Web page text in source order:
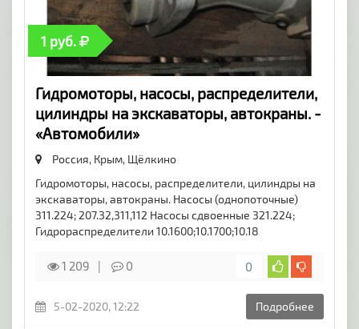
1 руб.
Гидромоторы, насосы, распределители,
цилиндры на экскаваторы, автокраны. -
«Автомобили»
Россия, Крым, Щёлкино
Гидромоторы, насосы, распределители, цилиндры на
экскаваторы, автокраны. Насосы (однопоточные)
311.224; 207.32,311,112 Насосы сдвоенные 321.224;
Гидрораспределители 10.1600;10.1700;10.18
1 209 0 0
5-02-2020, 12:22 Подробнее